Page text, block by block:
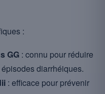
:
GG : connu pour réduire
diarrhéiques.
: efficace pour prévenir